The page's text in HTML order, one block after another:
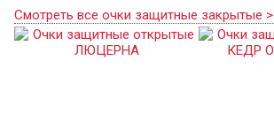
Смотреть все очки защитные закрытые >